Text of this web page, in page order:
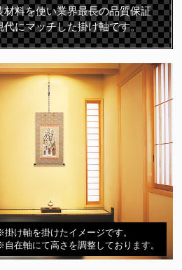
料を使い業界最長の品質保証
にマッチした掛け軸です。
掛け軸を掛けたイメージです。
自在軸にて高さを調整しております。